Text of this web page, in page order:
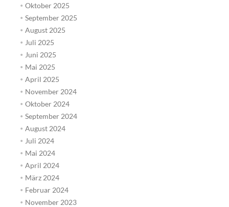
Oktober 2025
September 2025
August 2025
Juli 2025
Juni 2025
Mai 2025
April 2025
November 2024
Oktober 2024
September 2024
August 2024
Juli 2024
Mai 2024
April 2024
März 2024
Februar 2024
November 2023